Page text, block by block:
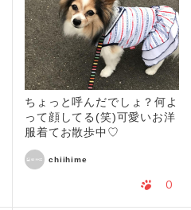
ちょっと呼んだでしょ？何よ
って顔してる(笑)可愛いお洋
服着てお散歩中♡
chiihime
0